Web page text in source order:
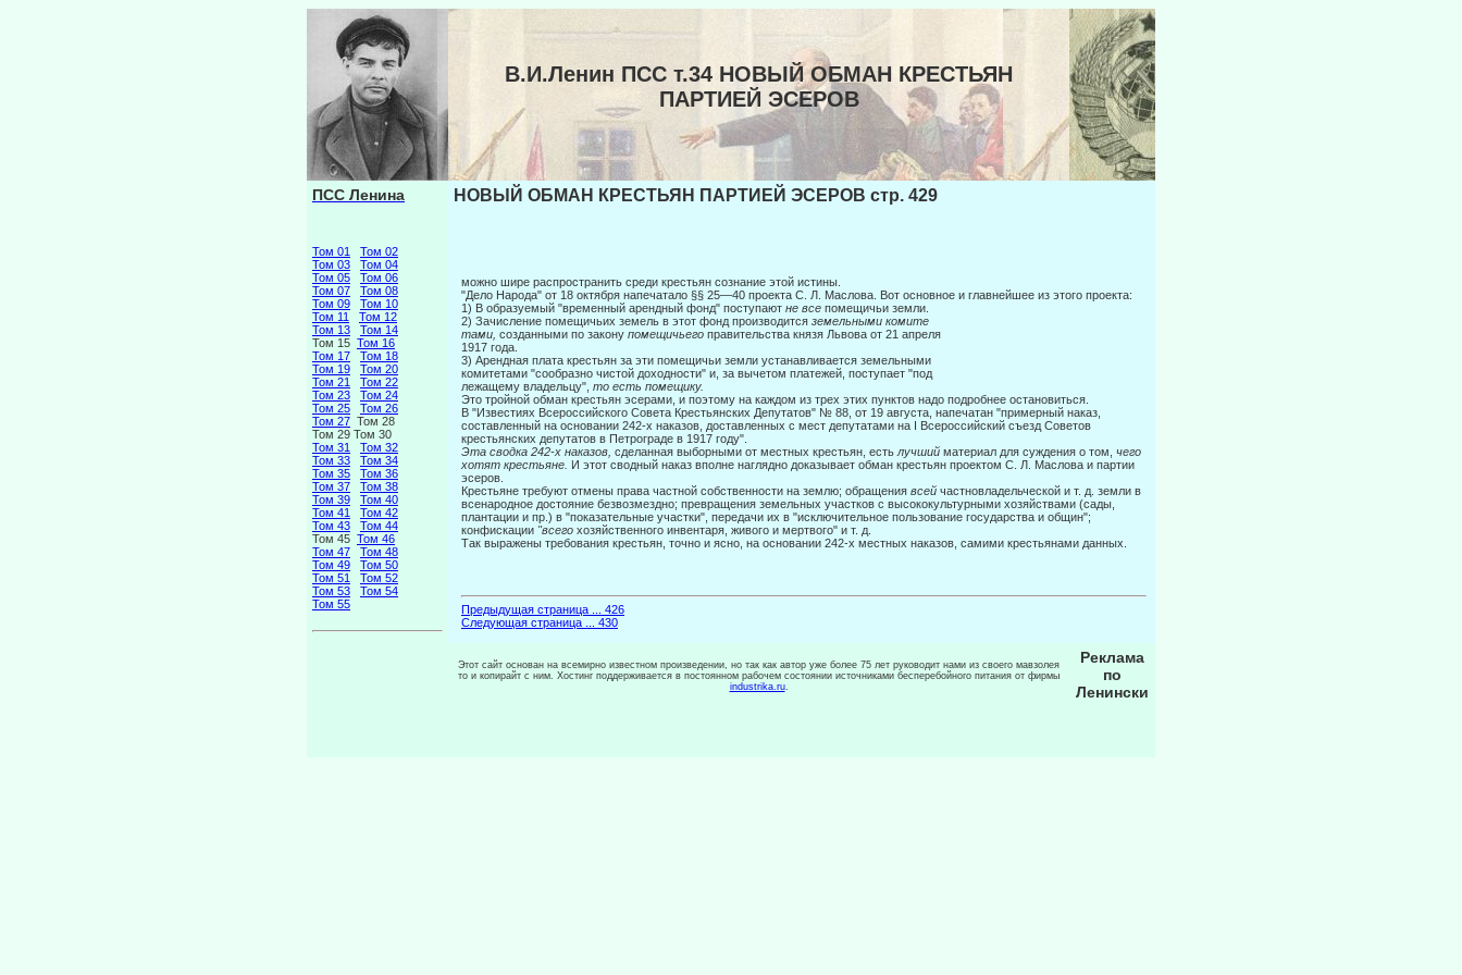
В.И.Ленин ПСС т.34 НОВЫЙ ОБМАН КРЕСТЬЯН
ПАРТИЕЙ ЭСЕРОВ
ПСС Ленина
Том 01
Том 02
Том 03
Том 04
Том 05
Том 06
Том 07
Том 08
Том 09
Том 10
Том 11
Том 12
Том 13
Том 14
Том 15 Том 16
Том 17
Том 18
Том 19
Том 20
Том 21
Том 22
Том 23
Том 24
Том 25
Том 26
Том 27 Том 28
Том 29 Том 30
Том 31
Том 32
Том 33
Том 34
Том 35
Том 36
Том 37
Том 38
Том 39
Том 40
Том 41
Том 42
Том 43
Том 44
Том 45 Том 46
Том 47
Том 48
Том 49
Том 50
Том 51
Том 52
Том 53
Том 54
Том 55
НОВЫЙ ОБМАН КРЕСТЬЯН ПАРТИЕЙ ЭСЕРОВ стр. 429
можно шире распространить среди крестьян сознание этой истины.
"Дело Народа" от 18 октября напечатало §§ 25—40 проекта С. Л. Маслова. Вот ос­новное и главнейшее из этого проекта:
1) В образуемый "временный арендный фонд" поступают не все помещичьи земли.
2) Зачисление помещичьих земель в этот фонд производится земельными комите­
тами, созданными по закону помещичьего правительства князя Львова от 21 апреля
1917 года.
3) Арендная плата крестьян за эти помещичьи земли устанавливается земельными
комитетами "сообразно чистой доходности" и, за вычетом платежей, поступает "под­
лежащему владельцу", то есть помещику.
Это тройной обман крестьян эсерами, и поэтому на каждом из трех этих пунктов на­до подробнее остановиться.
В "Известиях Всероссийского Совета Крестьянских Депутатов" № 88, от 19 августа, напечатан "примерный наказ,
составленный на основании 242-х наказов, доставленных с мест депутатами на I Всероссийский съезд Советов
крестьянских депутатов в Петро­граде в 1917 году".
Эта сводка 242-х наказов, сделанная выборными от местных крестьян, есть лучший материал для суждения о том, чего
хотят крестьяне.
И этот сводный наказ вполне на­глядно доказывает обман крестьян проектом С. Л. Маслова и партии
эсеров.
Крестьяне требуют отмены права частной собственности на землю; обращения всей частновладельческой и т. д. земли в
всенародное достояние безвозмездно; превращения земельных участков с высококультурными хозяйствами (сады,
плантации и пр.) в "по­казательные участки", передачи их в "исключительное пользование государства и об­щин";
конфискации "всего хозяйственного инвентаря, живого и мертвого" и т. д.
Так выражены требования крестьян, точно и ясно, на основании 242-х местных нака­зов, самими крестьянами данных.
Предыдущая страница ... 426
Следующая страница ... 430
Этот сайт основан на всемирно известном произведении, но так как автор уже более 75 лет руководит нами из своего мавзолея
то и копирайт с ним. Хостинг поддерживается в постоянном рабочем состоянии источниками бесперебойного питания от фирмы
industrika.ru.
Реклама
по
Ленински